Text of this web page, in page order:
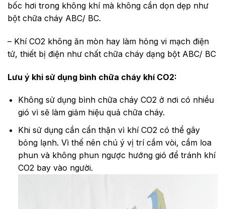
bốc hơi trong không khí mà không cần dọn dẹp như
bột chữa cháy ABC/ BC.
– Khí CO2 không ăn mòn hay làm hỏng vi mạch điện
tử, thiết bị điện như chất chữa cháy dạng bột ABC/ BC
Lưu ý khi sử dụng bình chữa cháy khí CO2:
Không sử dụng bình chữa cháy CO2 ở nơi có nhiều
gió vì sẽ làm giảm hiệu quả chữa cháy.
Khi sử dụng cần cẩn thận vì khí CO2 có thể gây
bỏng lạnh. Vì thế nên chú ý vị trí cầm vòi, cầm loa
phun và không phun ngược hướng gió để tránh khí
CO2 bay vào người.